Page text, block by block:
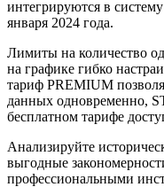
интегрируются в
января 2024 года.
Лимиты на количество
на графике гибко
тариф PREMIUM
данных одновременно,
бесплатном тарифе
Анализируйте
выгодные
профессиональными